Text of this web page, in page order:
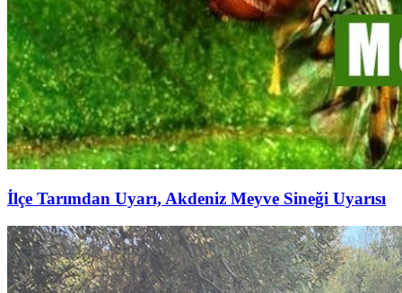
İlçe Tarımdan Uyarı, Akdeniz Meyve Sineği Uyarısı